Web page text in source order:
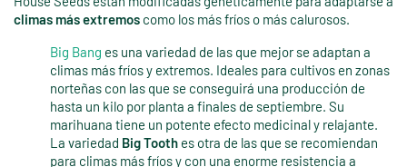
climas más extremos como los más fríos o más calurosos.
Big Bang es una variedad de las que mejor se adaptan a
climas más fríos y extremos. Ideales para cultivos en zonas
norteñas con las que se conseguirá una producción de
hasta un kilo por planta a finales de septiembre. Su
marihuana tiene un potente efecto medicinal y relajante.
La variedad Big Tooth es otra de las que se recomiendan
para climas más fríos y con una enorme resistencia a